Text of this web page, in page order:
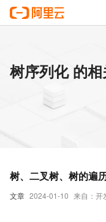
树序列化 的
文章 2024-01-10 来自：开
树、二叉树、树的遍